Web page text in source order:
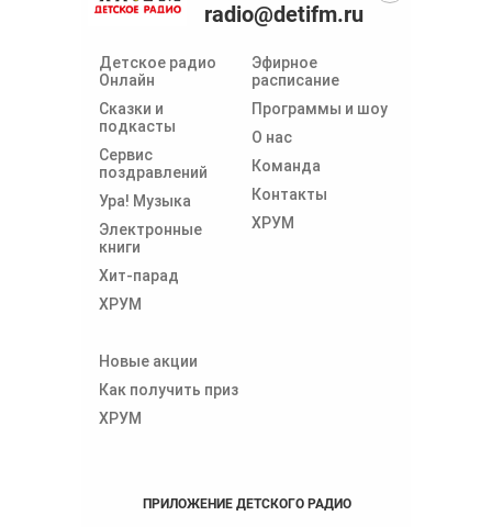
Детское радио
Онлайн
Сказки и
подкасты
Сервис
поздравлений
Ура! Музыка
Электронные
книги
Хит-парад
ХРУМ
Эфирное
расписание
Программы и шоу
О нас
Команда
Контакты
ХРУМ
Новые акции
Как получить приз
ХРУМ
radio@detifm.ru
ПРИЛОЖЕНИЕ ДЕТСКОГО РАДИО